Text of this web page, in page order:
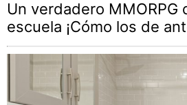
Un verdadero MMORPG
escuela ¡Cómo los de